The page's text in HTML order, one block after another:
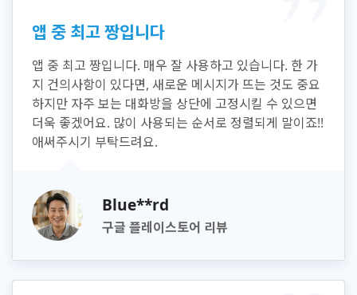
앱 중 최고 짱입니다
앱 중 최고 짱입니다. 매우 잘 사용하고 있습니다. 한 가
지 건의사항이 있다면, 새로운 메시지가 뜨는 것도 중요
하지만 자주 보는 대화방을 상단에 고정시킬 수 있으면
더욱 좋겠어요. 많이 사용되는 순서로 정렬되게 말이죠!!
애써주시기 부탁드려요.
Blue**rd
구글 플레이스토어 리뷰